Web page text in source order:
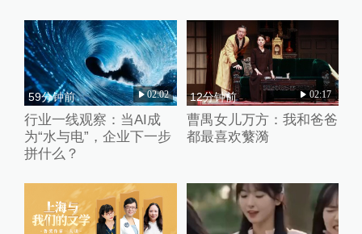
59分钟前 02:02
行业一线观察：当AI成
为“水与电”，企业下一步
拼什么？
12分钟前 02:17
曹禺女儿万方：我和爸爸
都最喜欢蘩漪